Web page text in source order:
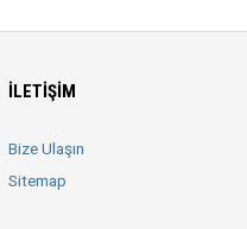
İLETIŞIM
Bize Ulaşın
Sitemap